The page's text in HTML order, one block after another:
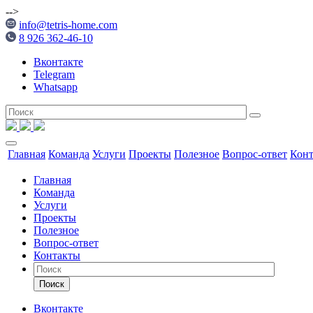
-->
info@tetris-home.com
8 926 362-46-10
Вконтакте
Telegram
Whatsapp
Главная Команда Услуги Проекты Полезное Вопрос-ответ
Главная
Команда
Услуги
Проекты
Полезное
Вопрос-ответ
Контакты
Поиск
Вконтакте